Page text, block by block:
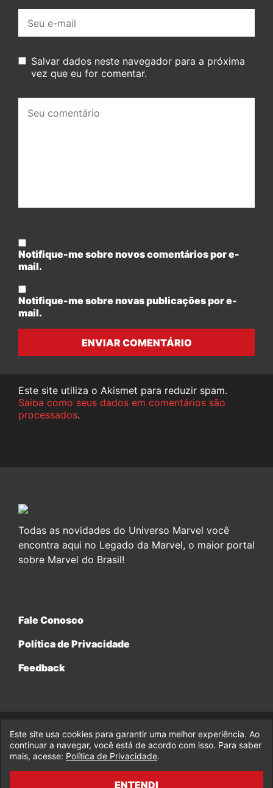
mail:
Salvar dados neste navegador para a próxima
vez que eu for comentar.
comentário:
Notifique-me sobre novos comentários por e-
mail.
Notifique-me sobre novas publicações por e-
mail.
ENVIAR COMENTÁRIO
Este site utiliza o Akismet para reduzir spam.
Saiba como seus dados em comentários são
processados.
Todas as novidades do Universo Marvel você
encontra aqui no Legado da Marvel, o maior portal
sobre Marvel do Brasil!
Fale Conosco
Política de Privacidade
Feedback
© 2017-2026 Legado da Marvel, uma empresa da Legado
Enterprises.
fabiolobo
Este site usa cookies para garantir uma melhor experiência. Ao
continuar a navegar, você está de acordo com isso. Para saber
mais, acesse: Política de Privacidade.
ENTENDI